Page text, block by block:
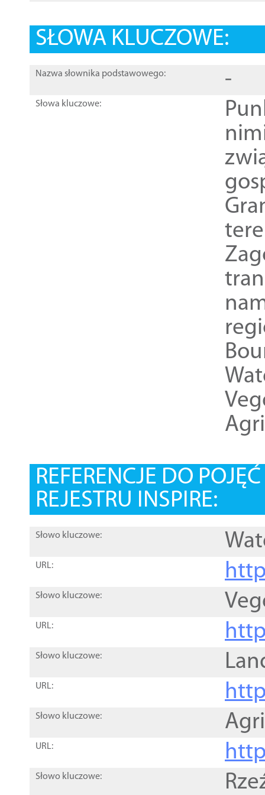
SŁOWA KLUCZOWE:
Nazwa słownika podstawowego: -
Słowa kluczowe:
REFERENCJE DO
REJESTRU INSPIRE:
Słowo kluczowe:
URL:
Słowo kluczowe:
URL:
Słowo kluczowe:
URL:
Słowo kluczowe:
URL:
Słowo kluczowe: